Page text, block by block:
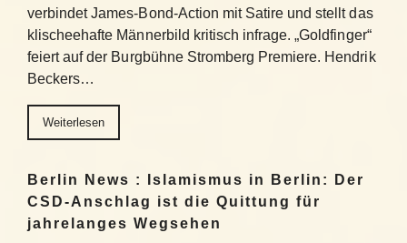
verbindet James-Bond-Action mit Satire und stellt das
klischeehafte Männerbild kritisch infrage. „Goldfinger“
feiert auf der Burgbühne Stromberg Premiere. Hendrik
Beckers…
Weiterlesen
Berlin News : Islamismus in Berlin: Der
CSD-Anschlag ist die Quittung für
jahrelanges Wegsehen